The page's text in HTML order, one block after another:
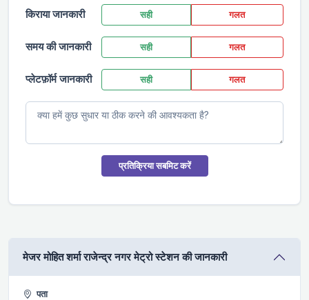
किराया जानकारी सही गलत
समय की जानकारी सही गलत
प्लेटफ़ॉर्म जानकारी सही गलत
प्रतिक्रिया सबमिट करें
मे‌‌जर मोहित शर्मा राजेन्द्र नगर मेट्रो स्टेशन की जानकारी
पता